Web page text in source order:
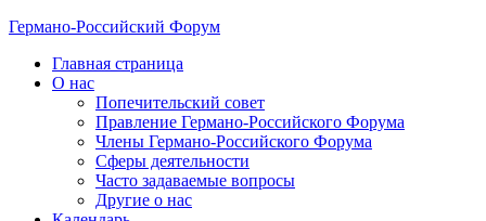
Германо-Российский Форум
Главная страница
О нас
Попечительский совет
Правление Германо-Российского Форума
Члены Германо-Российского Форума
Сферы деятельности
Часто задаваемые вопросы
Другие о нас